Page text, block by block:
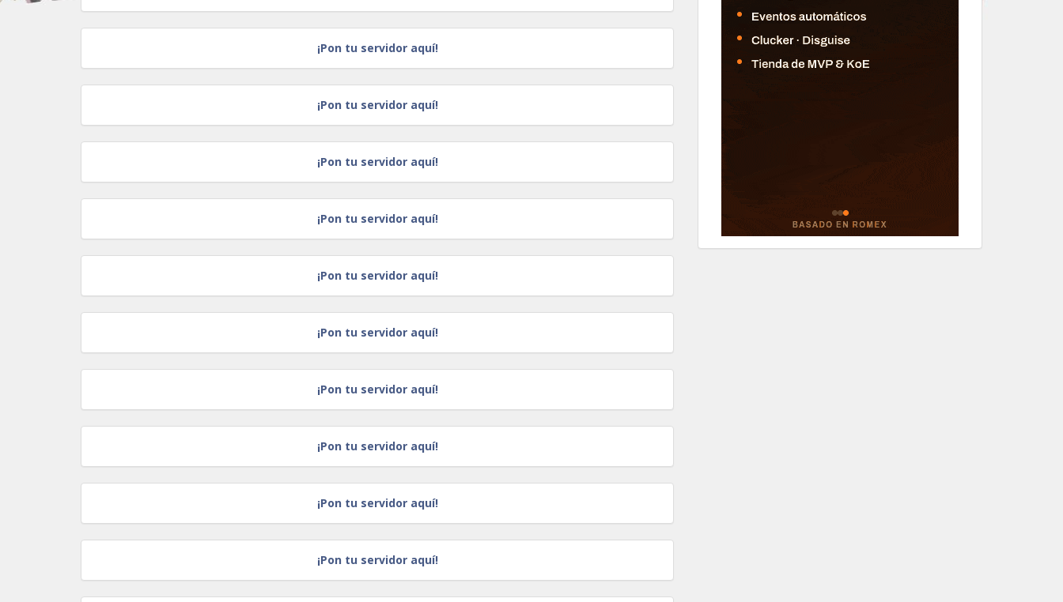
¡Pon tu servidor aquí!
¡Pon tu servidor aquí!
¡Pon tu servidor aquí!
¡Pon tu servidor aquí!
¡Pon tu servidor aquí!
¡Pon tu servidor aquí!
¡Pon tu servidor aquí!
¡Pon tu servidor aquí!
¡Pon tu servidor aquí!
¡Pon tu servidor aquí!